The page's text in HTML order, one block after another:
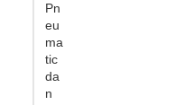
Pn
eu
ma
tic
da
n